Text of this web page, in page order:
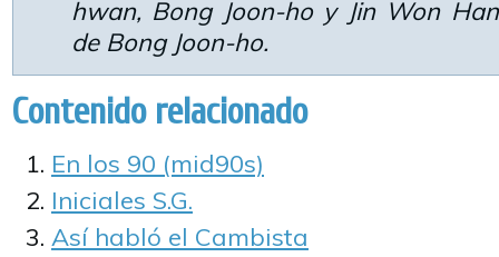
hwan, Bong Joon-ho y Jin Won
de Bong Joon-ho.
Contenido relacionado
En los 90 (mid90s)
Iniciales S.G.
Así habló el Cambista